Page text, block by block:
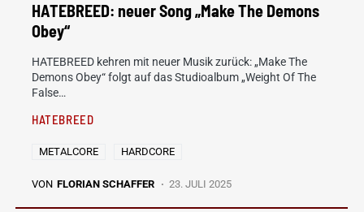
HATEBREED: neuer Song „Make The Demons
Obey“
HATEBREED kehren mit neuer Musik zurück: „Make The
Demons Obey“ folgt auf das Studioalbum „Weight Of The
False…
HATEBREED
METALCORE HARDCORE
VON FLORIAN SCHAFFER 23. JULI 2025